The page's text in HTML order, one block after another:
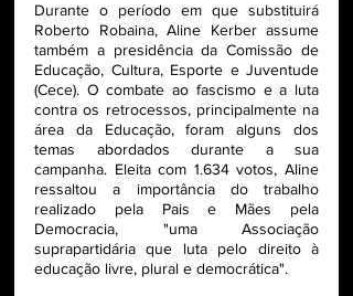
Durante o período em que substituirá
Roberto Robaina, Aline Kerber assume
também a presidência da Comissão de
Educação, Cultura, Esporte e Juventude
(Cece). O combate ao fascismo e a luta
contra os retrocessos, principalmente na
área da Educação, foram alguns dos
temas abordados durante a sua
campanha. Eleita com 1.634 votos, Aline
ressaltou a importância do trabalho
realizado pela Pais e Mães pela
Democracia, "uma Associação
suprapartidária que luta pelo direito à
educação livre, plural e democrática".